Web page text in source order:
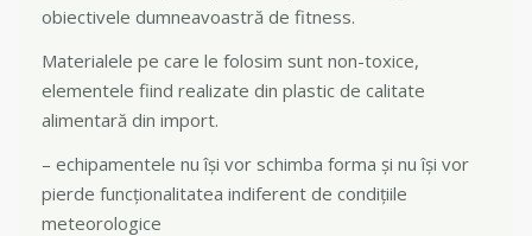
obiectivele dumneavoastră de fitness.
Materialele pe care le folosim sunt non-toxice,
elementele fiind realizate din plastic de calitate
alimentară din import.
– echipamentele nu își vor schimba forma și nu își vor
pierde funcționalitatea indiferent de condițiile
meteorologice